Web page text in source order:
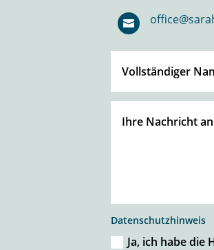

Datenschutzhinweis
Ja, ich habe die